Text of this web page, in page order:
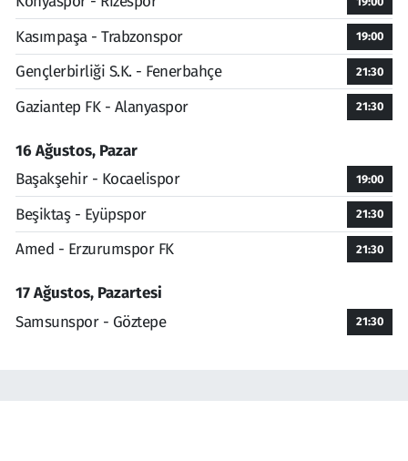
Kasımpaşa - Trabzonspor 19:00
Gençlerbirliği S.K. - Fenerbahçe 21:30
Gaziantep FK - Alanyaspor 21:30
16 Ağustos, Pazar
Başakşehir - Kocaelispor
19:00
Beşiktaş - Eyüpspor 21:30
Amed - Erzurumspor FK 21:30
17 Ağustos, Pazartesi
Samsunspor - Göztepe
21:30